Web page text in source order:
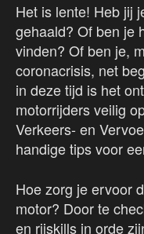
Het is lente! Heb jij
gehaald? Of ben je
vinden? Of ben je,
coronacrisis, net
in deze tijd is het
motorrijders veilig
Verkeers- en
handige tips voor
Hoe zorg je ervoor
motor? Door te
en rijskills in orde